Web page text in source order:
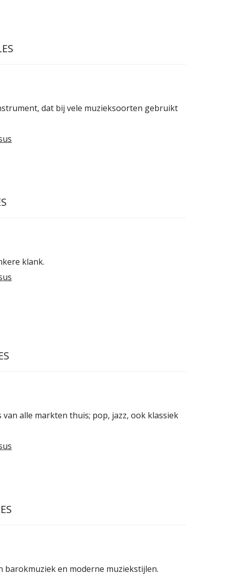
dat bij vele muzieksoorten gebruikt
klank.
van alle markten thuis; pop, jazz, ook klassiek
barokmuziek en moderne muziekstijlen.